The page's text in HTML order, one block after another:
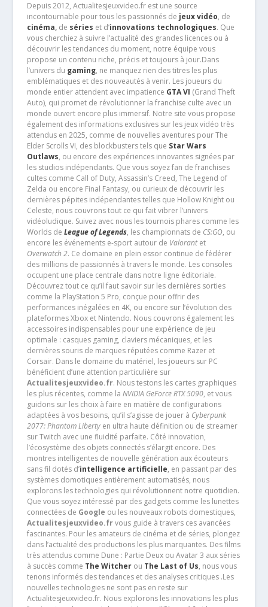
Depuis 2012, Actualitesjeuxvideo.fr est une source
incontournable pour tous les passionnés de jeux vidéo, de
cinéma,de séries et d’innovations technologiques. Que
vous cherchiez à suivre l’actualité des grandes licences ou à
découvrir les tendances du moment, notre équipe vous
propose un contenu riche, précis et toujours à jour.Dans
l’univers du gaming, ne manquez rien des titres les plus
emblématiques et des nouveautés à venir. Les joueurs du
monde entier attendent avec impatience GTA VI (Grand Theft
Auto), qui promet de révolutionner la franchise culte avec un
monde ouvert encore plus immersif. Notre site vous propose
également des informations exclusives sur les jeux vidéo très
attendus en 2025, comme de nouvelles aventures pour The
Elder Scrolls VI, des blockbusters tels que Star Wars
Outlaws, ou encore des expériences innovantes signées par
les studios indépendants. Que vous soyez fan de franchises
cultes comme Call of Duty, Assassin’s Creed, The Legend of
Zelda ou encore Final Fantasy, ou curieux de découvrir les
dernières pépites indépendantes telles que Hollow Knight ou
Celeste, nous couvrons tout ce qui fait vibrer l’univers
vidéoludique. Suivez avec nous les tournois phares comme les
Worlds de League of Legends, les championnats de CS:GO, ou
encore les événements e-sport autour de Valorantet
Overwatch 2. Ce domaine en plein essor continue de fédérer
des millions de passionnés à travers le monde. Les consoles
occupent une place centrale dans notre ligne éditoriale.
Découvrez tout ce qu’il faut savoir sur les dernières sorties
comme la PlayStation 5 Pro, conçue pour offrir des
performances inégalées en 4K, ou encore sur l’évolution des
plateformes Xbox et Nintendo. Nous couvrons également les
accessoires indispensables pour une expérience de jeu
optimale : casques gaming, claviers mécaniques, et les
dernières souris de marques réputées comme Razer et
Corsair. Dans le domaine du matériel, les joueurs sur PC
bénéficient d’une attention particulière sur
Actualitesjeuxvideo.fr. Nous testons les cartes graphiques
les plus récentes, comme la NVIDIA GeForce RTX 5090, et vous
guidons sur les choix à faire en matière de configurations
adaptées à vos besoins, qu’il s’agisse de jouer à Cyberpunk
2077: Phantom Libertyen ultra haute définition ou de streamer
sur Twitch avec une fluidité parfaite. Côté innovation,
l’écosystème des objets connectés s’élargit encore. Des
montres intelligentes de nouvelle génération aux écouteurs
sans fil dotés d’intelligence artificielle, en passant par des
systèmes domotiques entièrement automatisés, nous
explorons les technologies qui révolutionnent notre quotidien.
Que vous soyez intéressé par des gadgets comme les lunettes
connectées de Google ou les nouveaux robots domestiques,
Actualitesjeuxvideo.frvous guide à travers ces avancées
fascinantes. Pour les amateurs de cinéma et de séries, plongez
dans l’actualité des productions les plus marquantes. Des films
très attendus comme Dune : Partie Deux ou Avatar 3 aux séries
à succès comme The Witcherou The Last of Us, nous vous
tenons informés des tendances et des analyses critiques .Les
nouvelles technologies ne sont pas en reste sur
Actualitesjeuxvideo.fr. Nous explorons les innovations les plus